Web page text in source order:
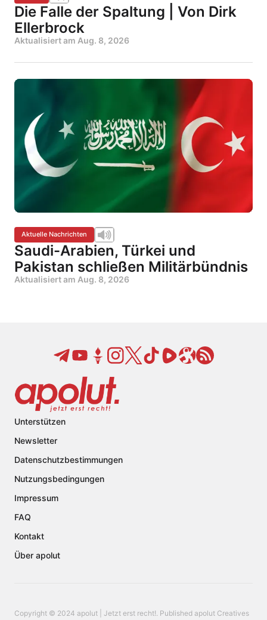
Die Falle der Spaltung | Von Dirk
Ellerbrock
Aktualisiert am Aug. 8, 2026
Aktuelle Nachrichten
Saudi-Arabien, Türkei und
Pakistan schließen Militärbündnis
Aktualisiert am Aug. 8, 2026
Unterstützen
Newsletter
Datenschutzbestimmungen
Nutzungsbedingungen
Impressum
FAQ
Kontakt
Über apolut
Copyright © 2024 apolut | Jetzt erst recht!. Published apolut Creatives